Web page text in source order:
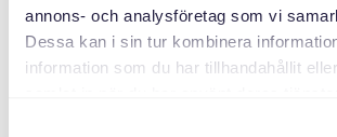
annons- och analysföretag som vi
Dessa kan i sin tur kombinera
information som du har tillhandahållit